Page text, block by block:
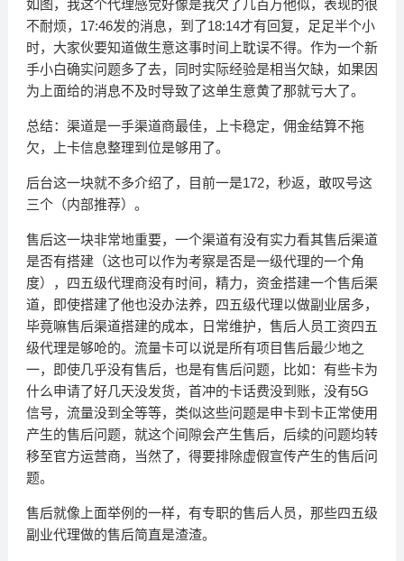
如图，我这个代理感觉好像是我欠了几百万他似，表现的很
不耐烦，17:46发的消息，到了18:14才有回复，足足半个小
时，大家伙要知道做生意这事时间上耽误不得。作为一个新
手小白确实问题多了去，同时实际经验是相当欠缺，如果因
为上面给的消息不及时导致了这单生意黄了那就亏大了。
总结：渠道是一手渠道商最佳，上卡稳定，佣金结算不拖
欠，上卡信息整理到位是够用了。
后台这一块就不多介绍了，目前一是172，秒返，敢叹号这
三个（内部推荐）。
售后这一块非常地重要，一个渠道有没有实力看其售后渠道
是否有搭建（这也可以作为考察是否是一级代理的一个角
度），四五级代理商没有时间，精力，资金搭建一个售后渠
道，即使搭建了他也没办法养，四五级代理以做副业居多，
毕竟嘛售后渠道搭建的成本，日常维护，售后人员工资四五
级代理是够呛的。流量卡可以说是所有项目售后最少地之
一，即使几乎没有售后，也是有售后问题，比如：有些卡为
什么申请了好几天没发货，首冲的卡话费没到账，没有5G
信号，流量没到全等等，类似这些问题是申卡到卡正常使用
产生的售后问题，就这个间隙会产生售后，后续的问题均转
移至官方运营商，当然了，得要排除虚假宣传产生的售后问
题。
售后就像上面举例的一样，有专职的售后人员，那些四五级
副业代理做的售后简直是渣渣。